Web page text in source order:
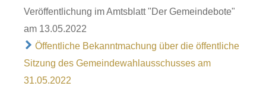
Veröffentlichung im Amtsblatt "Der Gemeindebote"
am 13.05.2022
Öffentliche Bekanntmachung über die öffentliche
Sitzung des Gemeindewahlausschusses am
31.05.2022